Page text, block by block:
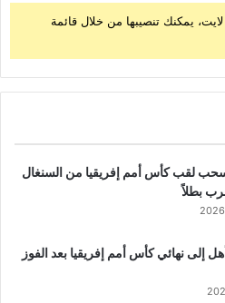
يمكنك تنصيبها من خلال قائمة
لقب كأس أمم إفريقيا من السنغال
بطلاً
إلى نهائي كأس أمم إفريقيا بعد الفوز